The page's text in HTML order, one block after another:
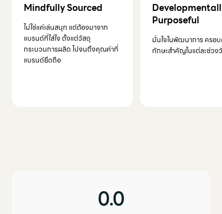
Mindfully Sourced
ไม่ใช่แค่เล่นสนุก แต่ต้องมาจาก
แบรนด์ที่ใส่ใจ ตั้งแต่วัสดุ
กระบวนการผลิต ไปจนถึงคุณค่าที่
แบรนด์ยึดถือ
Purposeful
มั่นใจในพัฒนาการ ครอ
ทักษะสำคัญในแต่ละช่วง
0.0